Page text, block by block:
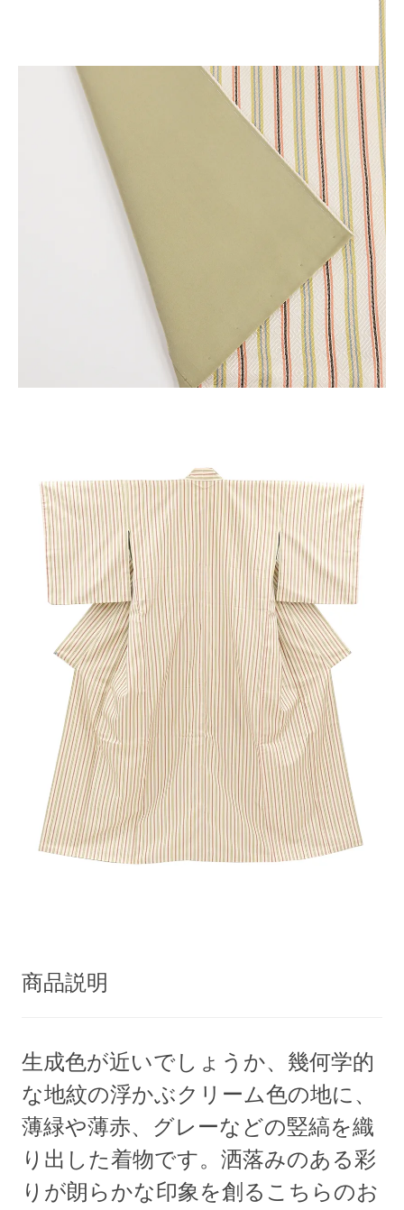
商品説明
生成色が近いでしょうか、幾何学的
な地紋の浮かぶクリーム色の地に、
薄緑や薄赤、グレーなどの竪縞を織
り出した着物です。洒落みのある彩
りが朗らかな印象を創るこちらのお